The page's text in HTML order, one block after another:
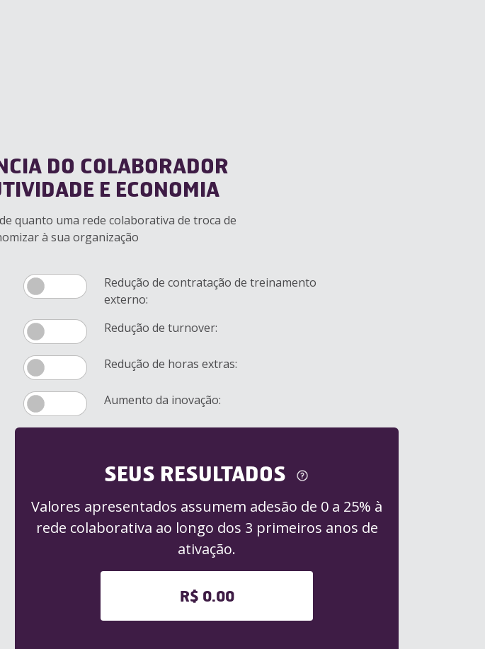
DO COLABORADOR
E ECONOMIA
quanto uma rede colaborativa de troca de
à sua organização
Redução de contratação de treinamento
externo:
Redução de turnover:
Redução de horas extras:
Aumento da inovação:
SEUS RESULTADOS
Valores apresentados assumem adesão de 0 a 25% à
rede colaborativa ao longo dos 3 primeiros anos de
ativação.
R$ 0.00